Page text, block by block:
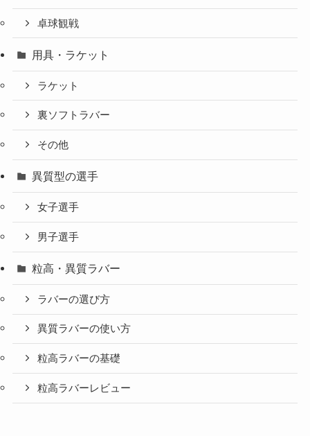
卓球観戦
用具・ラケット
ラケット
裏ソフトラバー
その他
異質型の選手
女子選手
男子選手
粒高・異質ラバー
ラバーの選び方
異質ラバーの使い方
粒高ラバーの基礎
粒高ラバーレビュー